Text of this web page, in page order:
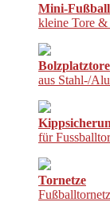
Mini-
kleine Tore
Bolzplatztore
aus Stahl-/
für
Tornetze